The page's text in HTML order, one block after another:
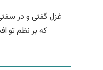
غزل گفتی و در
که بر نظم تو